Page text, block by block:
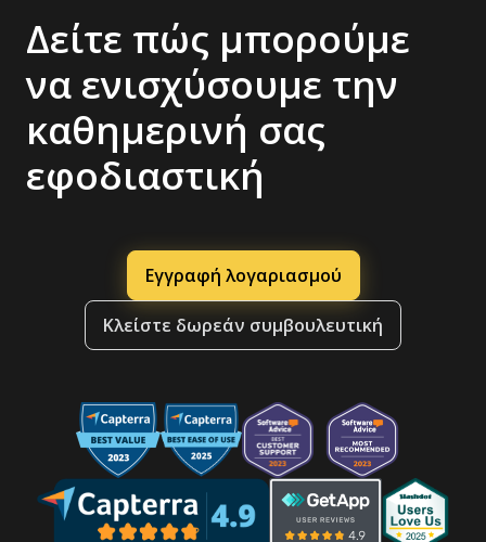
Δείτε πώς μπορούμε
να ενισχύσουμε την
καθημερινή σας
εφοδιαστική
Εγγραφή λογαριασμού
Κλείστε δωρεάν συμβουλευτική